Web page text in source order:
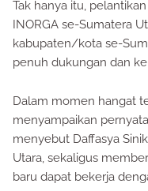
Tak hanya itu,
INORGA se-Sumatera
kabupaten/kota se-
penuh dukungan dan
Dalam momen hangat
menyampaikan
menyebut Daffasya
Utara, sekaligus
baru dapat bekerja